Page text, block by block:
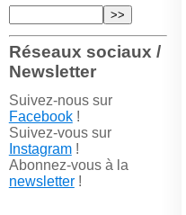
Réseaux sociaux /
Newsletter
Suivez-nous sur
Facebook!
Suivez-vous sur
Instagram!
Abonnez-vous à la
newsletter!